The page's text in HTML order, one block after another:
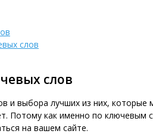
слов
слов
и выбора лучших из них, которые
Потому как именно по ключевым
на вашем сайте.